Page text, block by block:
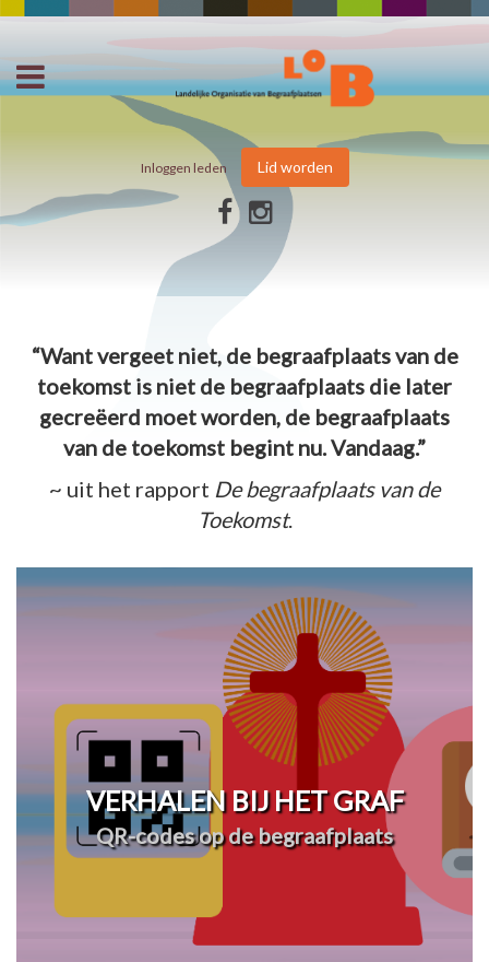
Inloggen leden Lid worden
“Want vergeet niet, de begraafplaats van de
toekomst is niet de begraafplaats die later
gecreëerd moet worden, de begraafplaats
van de toekomst begint nu. Vandaag.”
~ uit het rapport De begraafplaats van de
Toekomst.
VERHALEN BIJ HET GRAF
QR-codes op de begraafplaats